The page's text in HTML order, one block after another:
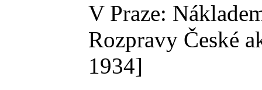
V Praze:
Rozpravy České
1934]